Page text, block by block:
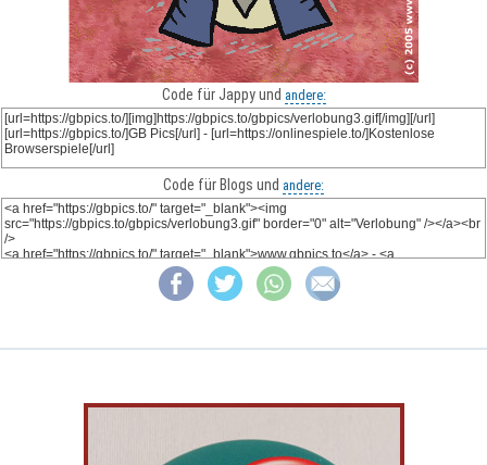
Code für Jappy und andere:
Code für Blogs und andere: